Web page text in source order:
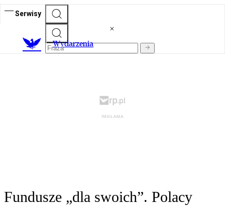
Serwisy
Wydarzenia
Fundusze „dla swoich”. Polacy